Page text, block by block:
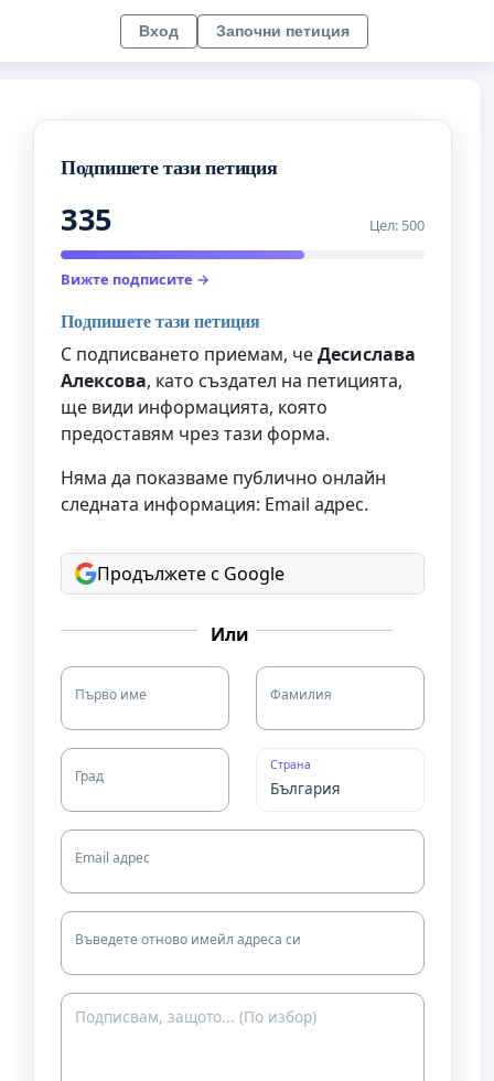
Вход Започни петиция
Подпишете тази петиция
335 Цел: 500
Вижте подписите →
Подпишете тази петиция
С подписването приемам, чеДесислава
Алексова, като създател на петицията,
ще види информацията, която
предоставям чрез тази форма.
Няма да показваме публично онлайн
следната информация: Email адрес.
Продължете с Google
Или
Първо име Фамилия
Град
Страна
Email адрес
Въведете отново имейл адреса си